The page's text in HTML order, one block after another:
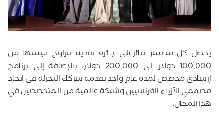
يحصل كل مصمم فائزعلى جائزة نقدية تتراوح قيمتها من
100,000 دولار إلى 200,000 دولار، بالإضافة إلى برنامج
إرشادي مخصص لمدة عام واحد يقدمه شركاء التجزئة في اتحاد
مصممي الأزياء الفرنسيين وشبكة عالمية من المتخصصين في
هذا المجال.